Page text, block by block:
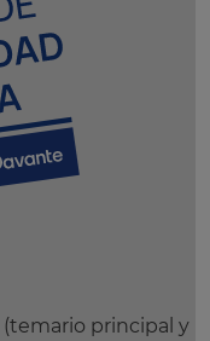
(temario principal y